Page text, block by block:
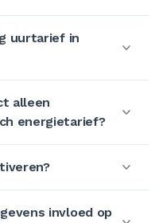
uurtarief in
alleen
energietarief?
invloed op